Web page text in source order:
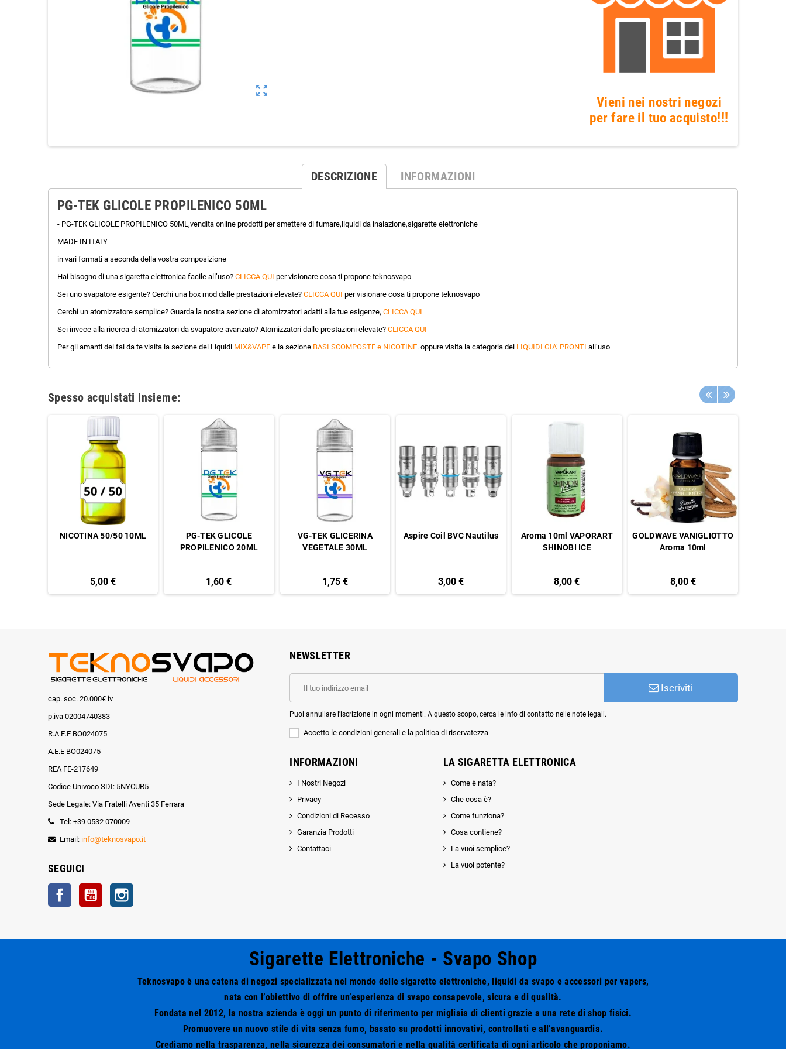
zoom_out_map
Vieni nei nostri negozi
per fare il tuo acquisto!!!
DESCRIZIONE INFORMAZIONI
PG-TEK GLICOLE PROPILENICO 50ML
- PG-TEK GLICOLE PROPILENICO 50ML,vendita online prodotti per smettere di fumare,liquidi da inalazione,sigarette elettroniche
MADE IN ITALY
in vari formati a seconda della vostra composizione
Hai bisogno di una sigaretta elettronica facile all’uso? CLICCA QUI per visionare cosa ti propone teknosvapo
Sei uno svapatore esigente? Cerchi una box mod dalle prestazioni elevate? CLICCA QUI per visionare cosa ti propone teknosvapo
Cerchi un atomizzatore semplice? Guarda la nostra sezione di atomizzatori adatti alla tue esigenze, CLICCA QUI
Sei invece alla ricerca di atomizzatori da svapatore avanzato? Atomizzatori dalle prestazioni elevate? CLICCA QUI
Per gli amanti del fai da te visita la sezione dei Liquidi MIX&VAPE e la sezione BASI SCOMPOSTE e NICOTINE. oppure visita la categoria dei LIQUIDI GIA’ PRONTI all’uso
Spesso acquistati insieme:
NICOTINA 50/50 10ML
5,00 €
PG-TEK GLICOLE
PROPILENICO 20ML
1,60 €
VG-TEK GLICERINA
VEGETALE 30ML
1,75 €
Aspire Coil BVC Nautilus
3,00 €
Aroma 10ml VAPORART
SHINOBI ICE
8,00 €
GOLDWAVE VANIGLIOTTO
Aroma 10ml
8,00 €
cap. soc. 20.000€ iv
p.iva 02004740383
R.A.E.E BO024075
A.E.E BO024075
REA FE-217649
Codice Univoco SDI: 5NYCUR5
Sede Legale: Via Fratelli Aventi 35 Ferrara
Tel: +39 0532 070009
Email: info@teknosvapo.it
SEGUICI
Facebook YouTube
NEWSLETTER
Iscriviti
Puoi annullare l'iscrizione in ogni momenti. A questo scopo, cerca le info di contatto nelle note legali.
Accetto le condizioni generali e la politica di riservatezza
INFORMAZIONI
I Nostri Negozi
Privacy
Condizioni di Recesso
Garanzia Prodotti
Contattaci
LA SIGARETTA ELETTRONICA
Come è nata?
Che cosa è?
Come funziona?
Cosa contiene?
La vuoi semplice?
La vuoi potente?
Sigarette Elettroniche - Svapo Shop
Teknosvapo è una catena di negozi specializzata nel mondo delle sigarette elettroniche, liquidi da svapo e accessori per vapers,
nata con l’obiettivo di offrire un’esperienza di svapo consapevole, sicura e di qualità.
Fondata nel 2012, la nostra azienda è oggi un punto di riferimento per migliaia di clienti grazie a una rete di shop fisici.
Promuovere un nuovo stile di vita senza fumo, basato su prodotti innovativi, controllati e all’avanguardia.
Crediamo nella trasparenza, nella sicurezza dei consumatori e nella qualità certificata di ogni articolo che proponiamo.